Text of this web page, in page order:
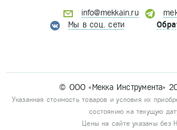
info@mekkain.ru
Мы в соц. сети
© ООО «Мекка Инструмента»
Указанная стоимость товаров и условия их
состоянию на текущую
Цены на сайте указаны без